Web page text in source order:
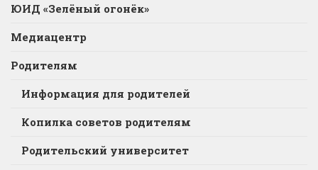
ЮИД «Зелёный огонёк»
Медиацентр
Родителям
Информация для родителей
Копилка советов родителям
Родительский университет